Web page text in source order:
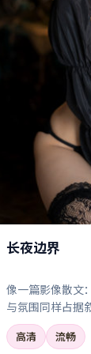
长夜边界
像一篇影像散文
与氛围同样占据
看。
高清 流畅